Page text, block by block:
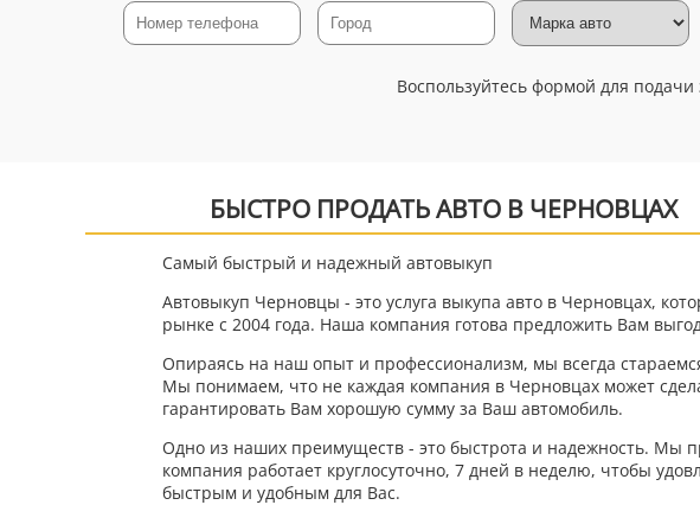
Воспользуйтесь формой для
БЫСТРО ПРОДАТЬ АВТО В ЧЕРНОВЦАХ
Самый быстрый и надежный автовыкуп
Автовыкуп Черновцы - это услуга выкупа авто в Черновцах,
рынке с 2004 года. Наша компания готова предложить Вам
Опираясь на наш опыт и профессионализм, мы всегда
Мы понимаем, что не каждая компания в Черновцах может
гарантировать Вам хорошую сумму за Ваш автомобиль.
Одно из наших преимуществ - это быстрота и надежность. Мы
компания работает круглосуточно, 7 дней в неделю, чтобы
быстрым и удобным для Вас.